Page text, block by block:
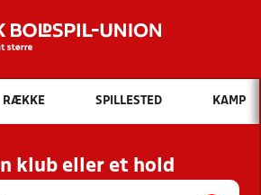
Hvad vil du søge efter?
INDHOLD OG NYHEDER
RESULTATER, KLUBBER OG
HOLD
RÆKKE SPILLESTED KAMP
klub eller et hold